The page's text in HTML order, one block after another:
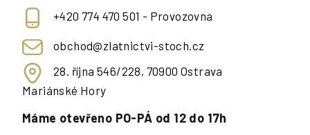
+420 774 470 501 - Provozovna
obchod@zlatnictvi-stoch.cz
28. října 546/228, 70900 Ostrava
Mariánské Hory
Máme otevřeno PO-PÁ od 12 do 17h